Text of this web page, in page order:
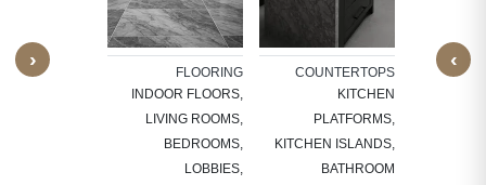
‹
CARVED
COUNTERTOPS
KITCHEN
PLATFORMS,
KITCHEN ISLANDS,
BATHROOM
FLOORING
INDOOR FLOORS,
LIVING ROOMS,
BEDROOMS,
LOBBIES,
CLADDING
›